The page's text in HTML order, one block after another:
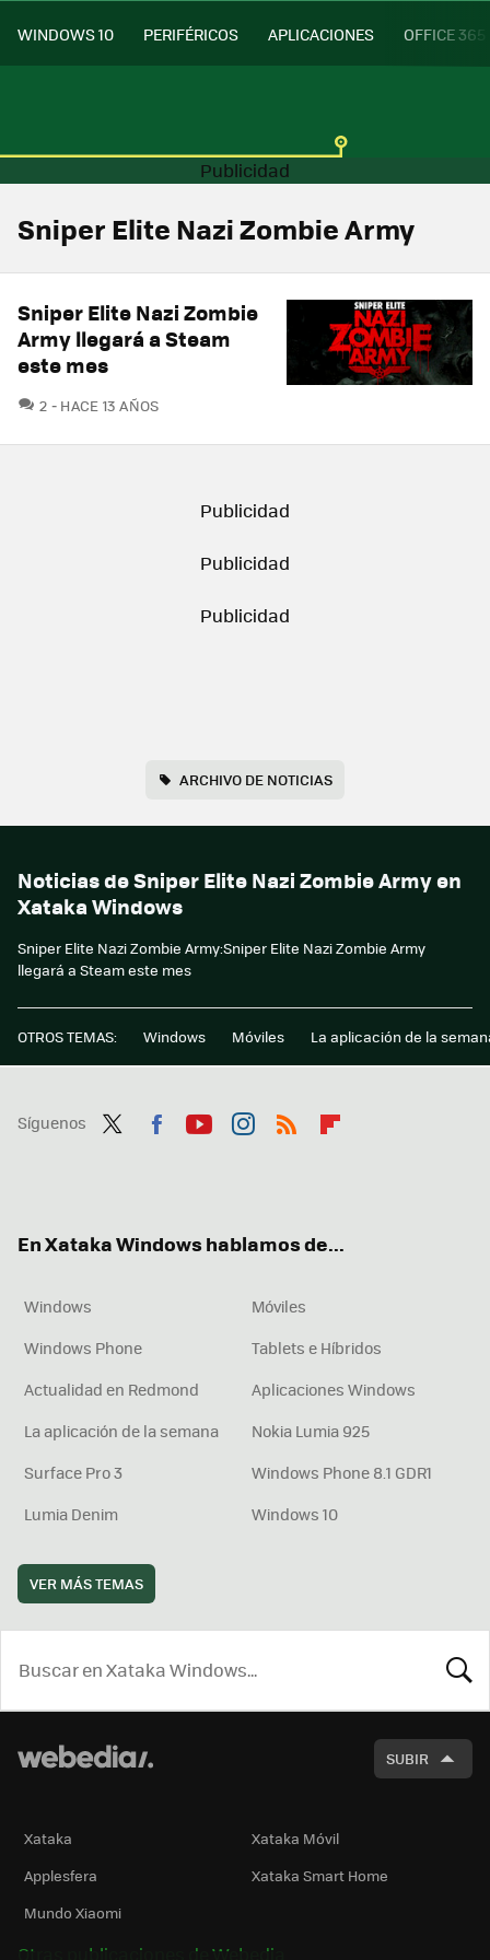
WINDOWS 10 PERIFÉRICOS APLICACIONES OFFICE 365
Sniper Elite Nazi Zombie Army
Sniper Elite Nazi Zombie
Army llegará a Steam
este mes
2 COMENTARIOS
HACE 13 AÑOS
ARCHIVO DE NOTICIAS
Noticias de Sniper Elite Nazi Zombie Army en
Xataka Windows
Sniper Elite Nazi Zombie Army:Sniper Elite Nazi Zombie Army
llegará a Steam este mes
OTROS TEMAS: Windows Móviles La aplicación de la
Síguenos
En Xataka Windows hablamos de...
Windows
Móviles
Windows Phone
Tablets e Híbridos
Actualidad en Redmond
Aplicaciones Windows
La aplicación de la semana
Nokia Lumia 925
Surface Pro 3
Windows Phone 8.1 GDR1
Lumia Denim
Windows 10
VER MÁS TEMAS
SUBIR
Xataka
Xataka Móvil
Applesfera
Xataka Smart Home
Mundo Xiaomi
Otras publicaciones de Webedia